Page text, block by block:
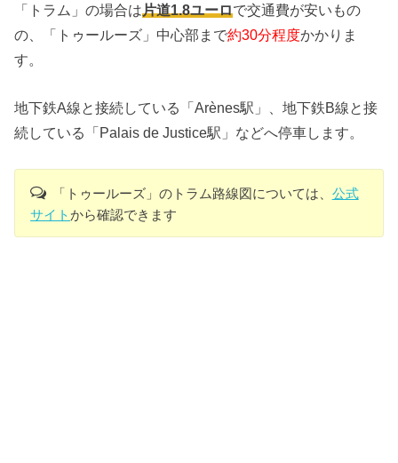
「トラム」の場合は片道1.8ユーロで交通費が安いもの
の、「トゥールーズ」中心部まで約30分程度かかりま
す。
地下鉄A線と接続している「Arènes駅」、地下鉄B線と接
続している「Palais de Justice駅」などへ停車します。
「トゥールーズ」のトラム路線図については、 公式
サイトから確認できます